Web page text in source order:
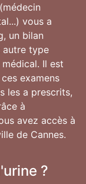
vous a
un bilan
autre type
Il est
examens
les a prescrits,
à
avez accès à
de Cannes.
?